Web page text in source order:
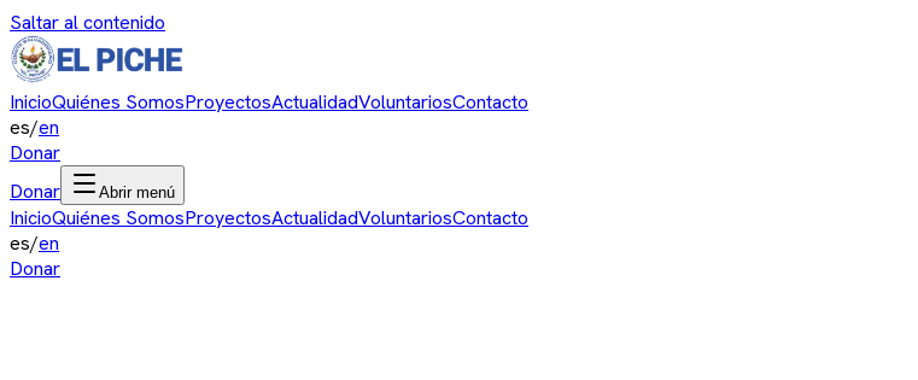
Saltar al contenido
InicioQuiénes SomosProyectosActualidadVoluntariosContacto
es/en
Donar
Donar
Abrir menú
InicioQuiénes SomosProyectosActualidadVoluntariosContacto
es/en
Donar